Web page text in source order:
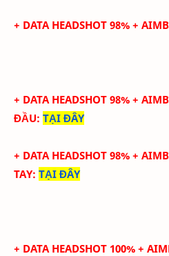
+ DATA HEADSHOT 98% +
+ DATA HEADSHOT 98% +
ĐẦU: TẠI ĐÂY
+ DATA HEADSHOT 98% +
TAY: TẠI ĐÂY
+ DATA HEADSHOT 100% +